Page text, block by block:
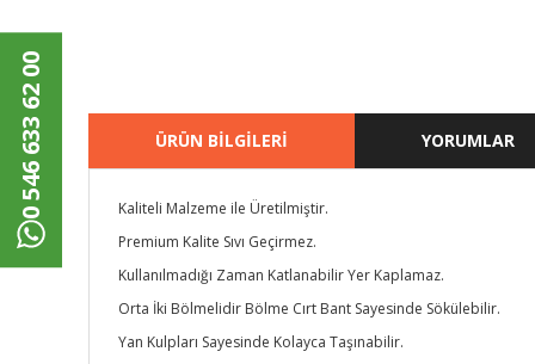
ÜRÜN BİLGİLERİ YORUMLAR
Kaliteli Malzeme ile Üretilmiştir.
Premium Kalite Sıvı Geçirmez.
Kullanılmadığı Zaman Katlanabilir Yer Kaplamaz.
Orta İki Bölmelidir Bölme Cırt Bant Sayesinde Sökülebilir.
Yan Kulpları Sayesinde Kolayca Taşınabilir.
0 546 633 62 00